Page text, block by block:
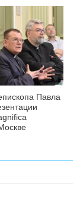
Павла